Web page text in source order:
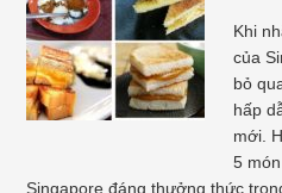
Khi
của
bỏ
hấp
mới.
5
Singapore đáng thưởng thức